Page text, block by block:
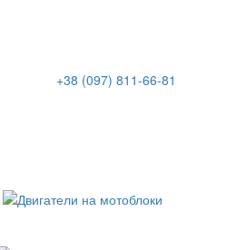
+38 (097) 811-66-81